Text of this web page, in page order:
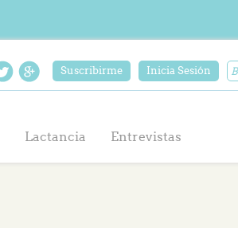
Suscribirme Inicia Sesión
Lactancia Entrevistas